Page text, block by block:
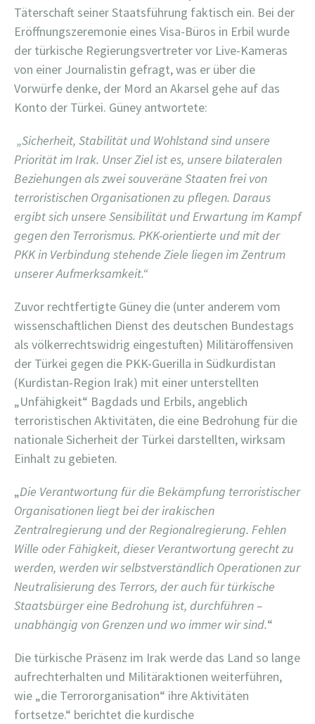
Täterschaft seiner Staatsführung faktisch ein. Bei der
Eröffnungszeremonie eines Visa-Büros in Erbil wurde
der türkische Regierungsvertreter vor Live-Kameras
von einer Journalistin gefragt, was er über die
Vorwürfe denke, der Mord an Akarsel gehe auf das
Konto der Türkei. Güney antwortete:
„Sicherheit, Stabilität und Wohlstand sind unsere
Priorität im Irak. Unser Ziel ist es, unsere bilateralen
Beziehungen als zwei souveräne Staaten frei von
terroristischen Organisationen zu pflegen. Daraus
ergibt sich unsere Sensibilität und Erwartung im Kampf
gegen den Terrorismus. PKK-orientierte und mit der
PKK in Verbindung stehende Ziele liegen im Zentrum
unserer Aufmerksamkeit.“
Zuvor rechtfertigte Güney die (unter anderem vom
wissenschaftlichen Dienst des deutschen Bundestags
als völkerrechtswidrig eingestuften) Militäroffensiven
der Türkei gegen die PKK-Guerilla in Südkurdistan
(Kurdistan-Region Irak) mit einer unterstellten
„Unfähigkeit“ Bagdads und Erbils, angeblich
terroristischen Aktivitäten, die eine Bedrohung für die
nationale Sicherheit der Türkei darstellten, wirksam
Einhalt zu gebieten.
„Die Verantwortung für die Bekämpfung terroristischer
Organisationen liegt bei der irakischen
Zentralregierung und der Regionalregierung. Fehlen
Wille oder Fähigkeit, dieser Verantwortung gerecht zu
werden, werden wir selbstverständlich Operationen zur
Neutralisierung des Terrors, der auch für türkische
Staatsbürger eine Bedrohung ist, durchführen –
unabhängig von Grenzen und wo immer wir sind.“
Die türkische Präsenz im Irak werde das Land so lange
aufrechterhalten und Militäraktionen weiterführen,
wie „die Terrororganisation“ ihre Aktivitäten
fortsetze.“ berichtet die kurdische